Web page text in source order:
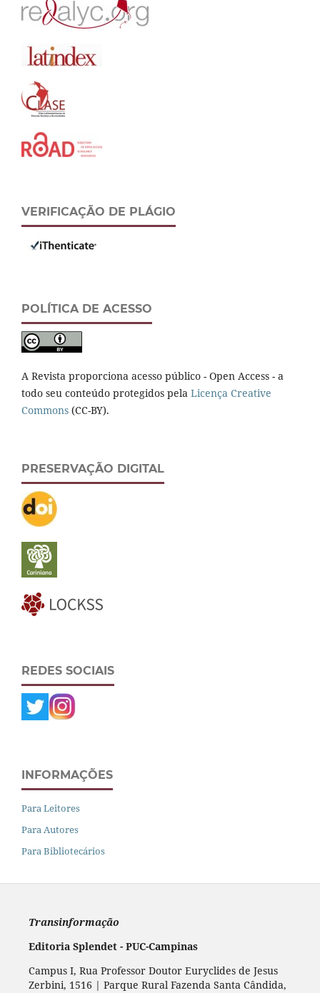
VERIFICAÇÃO DE PLÁGIO
POLÍTICA DE ACESSO
A Revista proporciona acesso público - Open Access - a
todo seu conteúdo protegidos pela Licença Creative
Commons (CC-BY).
PRESERVAÇÃO DIGITAL
REDES SOCIAIS
INFORMAÇÕES
Para Leitores
Para Autores
Para Bibliotecários
Transinformação
Editoria Splendet - PUC-Campinas
Campus I, Rua Professor Doutor Euryclides de Jesus
Zerbini, 1516 | Parque Rural Fazenda Santa Cândida,